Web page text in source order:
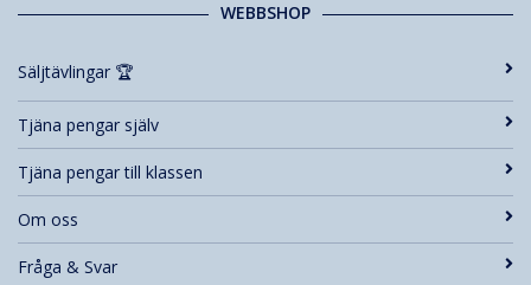
WEBBSHOP
Säljtävlingar 🏆
Tjäna pengar själv
Tjäna pengar till klassen
Om oss
Fråga & Svar